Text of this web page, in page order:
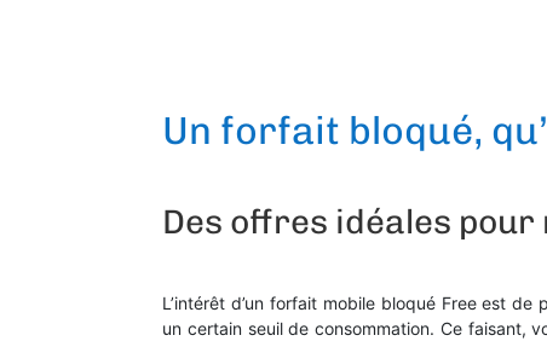
Un forfait bloqué,
Des offres idéales
L’intérêt d’un forfait mobile bloqué Free est de
un certain seuil de consommation. Ce faisant,